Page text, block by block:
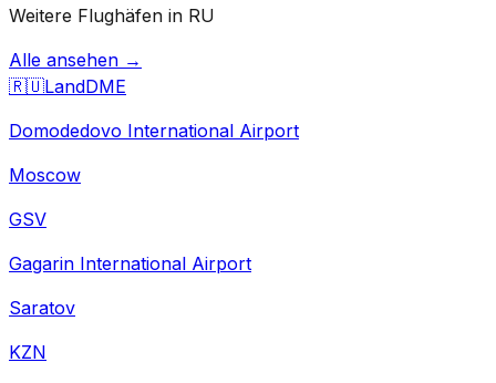
Weitere Flughäfen in RU
Alle ansehen →
🇷🇺LandDME
Domodedovo International Airport
Moscow
GSV
Gagarin International Airport
Saratov
KZN